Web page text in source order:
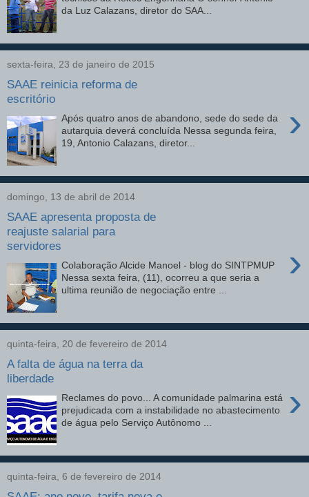
da Luz Calazans, diretor do SAA...
sexta-feira, 23 de janeiro de 2015
SAAE reinicia reforma de
escritório
›
Após quatro anos de abandono, sede do sede da
autarquia deverá concluída Nessa segunda feira,
19, Antonio Calazans, diretor...
domingo, 13 de abril de 2014
SAAE apresenta proposta de
reajuste salarial para
servidores
›
Colaboração Alcide Manoel - blog do SINTPMUP
Nessa sexta feira, (11), ocorreu a que seria a
ultima reunião de negociação entre ...
quinta-feira, 20 de fevereiro de 2014
A falta de água na terra da
liberdade
›
Reclames do povo... A comunidade palmarina está
prejudicada com a instabilidade no abastecimento
de água pelo Serviço Autônomo ...
quinta-feira, 6 de fevereiro de 2014